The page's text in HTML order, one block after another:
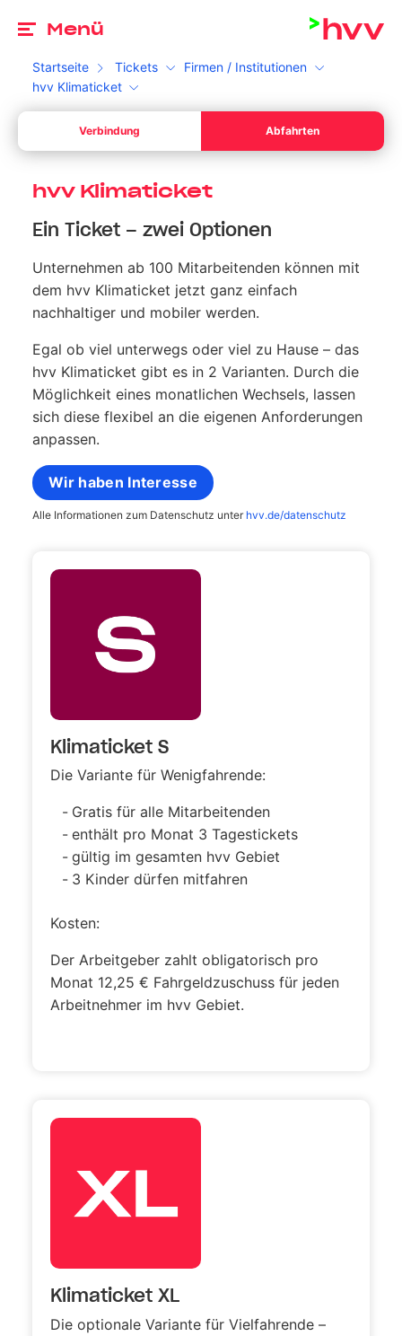
Menü
Startseite Tickets
Firmen / Institutionen
hvv Klimaticket
Verbindung Abfahrten
Dein Ziel *
Bitte wähle ein gültiges Datum aus.
Bitte gib eine Uhrzeit an.
Umschalten zwischen Abfahrt und AnkunftSuchen
hvv Klimaticket
Ein Ticket – zwei Optionen
Unternehmen ab 100 Mitarbeitenden können mit
dem hvv Klimaticket jetzt ganz einfach
nachhaltiger und mobiler werden.
Egal ob viel unterwegs oder viel zu Hause – das
hvv Klimaticket gibt es in 2 Varianten. Durch die
Möglichkeit eines monatlichen Wechsels, lassen
sich diese flexibel an die eigenen Anforderungen
anpassen.
Alle Informationen zum Datenschutz unter hvv.de/datenschutz
Klimaticket S
Die Variante für Wenigfahrende:
Gratis für alle Mitarbeitenden
enthält pro Monat 3 Tagestickets
gültig im gesamten hvv Gebiet
3 Kinder dürfen mitfahren
Kosten:
Der Arbeitgeber zahlt obligatorisch pro
Monat 12,25 € Fahrgeldzuschuss für jeden
Arbeitnehmer im hvv Gebiet.
Klimaticket XL
Die optionale Variante für Vielfahrende –